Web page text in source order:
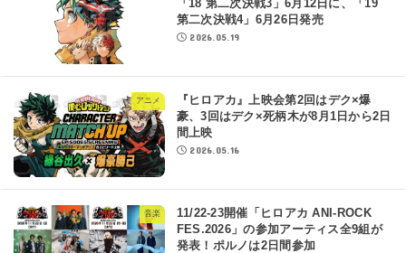
「18 第二次決戦3」6月12日に、「19
第二次決戦4」6月26日発売
2026.05.19
アニメ
『ヒロアカ』上映会第2回はデク×爆
豪、3回はデク×死柄木が8月1日から2日
間上映
2026.05.16
音楽
11/22-23開催「ヒロアカ ANI-ROCK
FES.2026」の参加アーティス全9組が
発表！ポルノは2日間参加